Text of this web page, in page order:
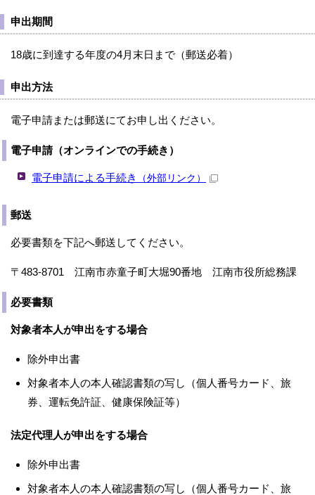
申出期間
18歳に到達する年度の4月末日まで（郵送必着）
申出方法
電子申請または郵送にてお申し出ください。
電子申請（オンラインでの手続き）
電子申請による手続き （外部リンク）
郵送
必要書類を下記へ郵送してください。
〒483-8701 江南市赤童子町大堀90番地 江南市役所総務課
必要書類
対象者本人が申出をする場合
除外申出書
対象者本人の本人確認書類の写し（個人番号カード、旅
券、運転免許証、健康保険証等）
法定代理人が申出をする場合
除外申出書
対象者本人の本人確認書類の写し（個人番号カード、旅